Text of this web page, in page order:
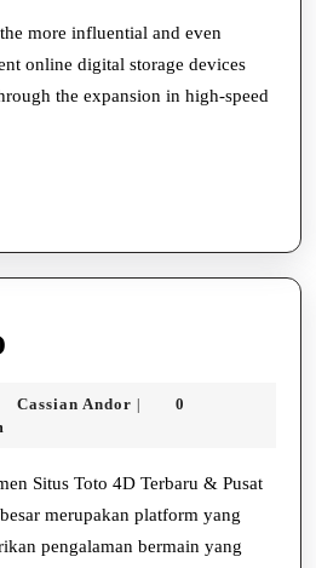
at
Today’s
Storage
more influential and even
online digital storage devices
the expansion in high-speed
Cassian Andor Cassian
|
0
Situs Toto 4D Terbaru & Pusat
merupakan platform yang
pengalaman bermain yang